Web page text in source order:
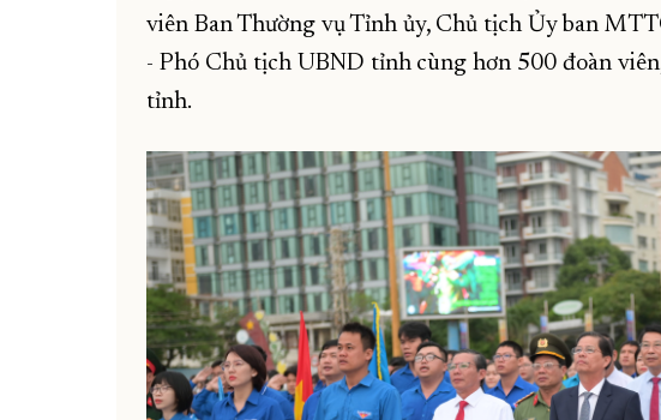
viên Ban Thường vụ Tỉnh ủy, Chủ tịch Ủy ban
- Phó Chủ tịch UBND tỉnh cùng hơn 500 đoàn
tỉnh.